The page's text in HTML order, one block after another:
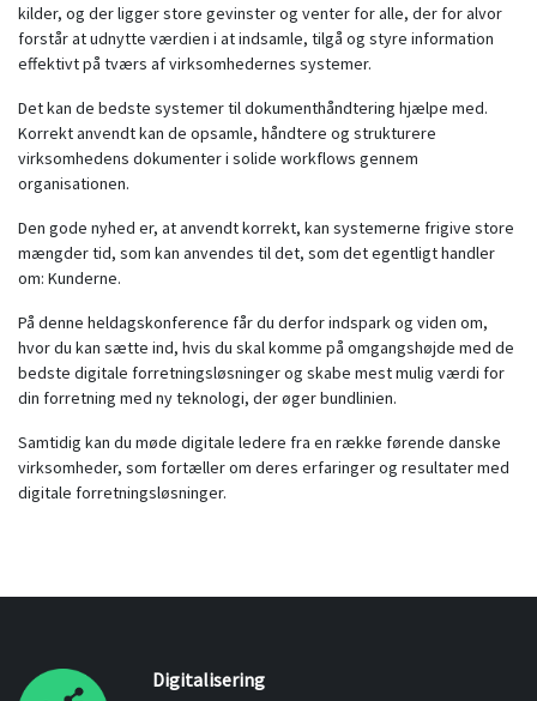
kilder, og der ligger store gevinster og venter for alle, der for alvor
forstår at udnytte værdien i at indsamle, tilgå og styre information
effektivt på tværs af virksomhedernes systemer.
Det kan de bedste systemer til dokumenthåndtering hjælpe med.
Korrekt anvendt kan de opsamle, håndtere og strukturere
virksomhedens dokumenter i solide workflows gennem
organisationen.
Den gode nyhed er, at anvendt korrekt, kan systemerne frigive store
mængder tid, som kan anvendes til det, som det egentligt handler
om: Kunderne.
På denne heldagskonference får du derfor indspark og viden om,
hvor du kan sætte ind, hvis du skal komme på omgangshøjde med de
bedste digitale forretningsløsninger og skabe mest mulig værdi for
din forretning med ny teknologi, der øger bundlinien.
Samtidig kan du møde digitale ledere fra en række førende danske
virksomheder, som fortæller om deres erfaringer og resultater med
digitale forretningsløsninger.
Digitalisering